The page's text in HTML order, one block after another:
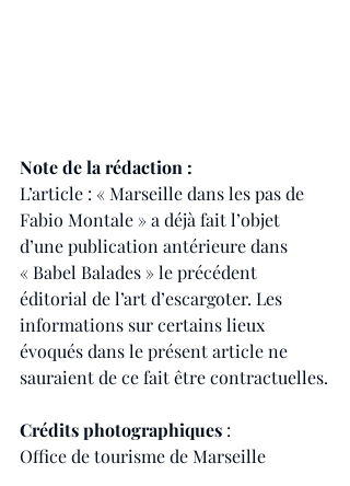
Note de la rédaction :
L’article : « Marseille dans les pas de
Fabio Montale » a déjà fait l’objet
d’une publication antérieure dans
« Babel Balades » le précédent
éditorial de l’art d’escargoter. Les
informations sur certains lieux
évoqués dans le présent article ne
sauraient de ce fait être contractuelles.
Crédits photographiques :
Office de tourisme de Marseille